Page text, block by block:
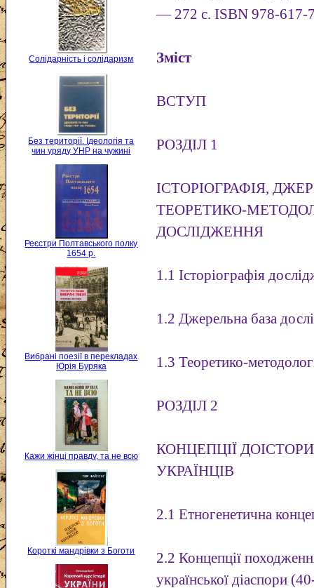
Солідарність і солідаризм
Без території. Ідеологія та
чин уряду УНР на чужині
Реєстри Полтавського полку
1654 р.
Вибрані поезії в перекладах
Юрія Буряка
Кажи жінці правду, та не всю
Короткі мандрівки з Боготи
— 272 с. ISBN 978-617-
Зміст
ВСТУП
РОЗДІЛ 1
ІСТОРІОГРАФІЯ,
ТЕОРЕТИКО-
ДОСЛІДЖЕННЯ
1.1 Історіографія
1.2 Джерельна база
1.3 Теоретико-
РОЗДІЛ 2
КОНЦЕПЦІЇ
УКРАЇНЦІВ
2.1 Етногенетична
2.2 Концепції
української діаспори